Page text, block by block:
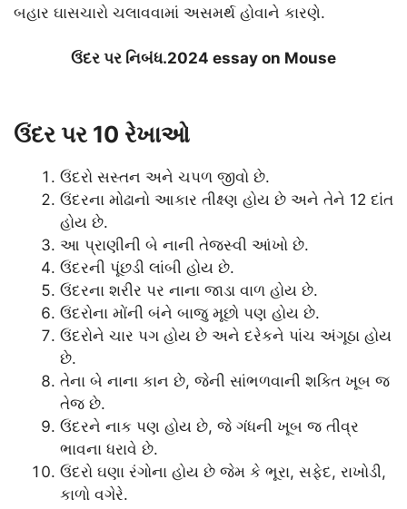
બહાર ઘાસચારો ચલાવવામાં અસમર્થ હોવાને કારણે.
ઉંદર પર નિબંધ.2024 essay on Mouse
ઉંદર પર 10 રેખાઓ
ઉંદરો સસ્તન અને ચપળ જીવો છે.
ઉંદરના મોઢાનો આકાર તીક્ષ્ણ હોય છે અને તેને 12 દાંત
હોય છે.
આ પ્રાણીની બે નાની તેજસ્વી આંખો છે.
ઉંદરની પૂંછડી લાંબી હોય છે.
ઉંદરના શરીર પર નાના જાડા વાળ હોય છે.
ઉંદરોના મોંની બંને બાજુ મૂછો પણ હોય છે.
ઉંદરોને ચાર પગ હોય છે અને દરેકને પાંચ અંગૂઠા હોય
છે.
તેના બે નાના કાન છે, જેની સાંભળવાની શક્તિ ખૂબ જ
તેજ છે.
ઉંદરને નાક પણ હોય છે, જે ગંધની ખૂબ જ તીવ્ર
ભાવના ધરાવે છે.
ઉંદરો ઘણા રંગોના હોય છે જેમ કે ભૂરા, સફેદ, રાખોડી,
કાળો વગેરે.